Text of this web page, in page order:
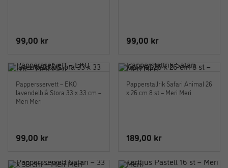
99,00 kr 99,00 kr
Pappersservett – EKO
lavendelblå Stora 33 x 33 cm –
Meri Meri
99,00 kr
Papperstallrik Safari Animal 26
x 26 cm 8 st – Meri Meri
189,00 kr